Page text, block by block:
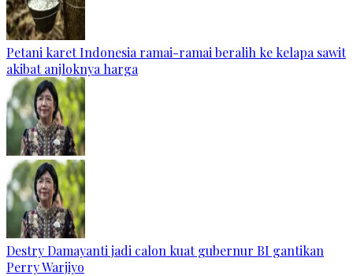
Petani karet Indonesia ramai-ramai beralih ke kelapa sawit
akibat anjloknya harga
Destry Damayanti jadi calon kuat gubernur BI gantikan
Perry Warjiyo